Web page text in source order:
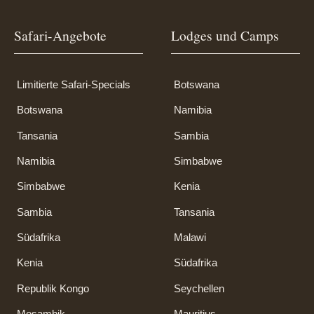
Safari-Angebote
Limitierte Safari-Specials
Botswana
Tansania
Namibia
Simbabwe
Sambia
Südafrika
Kenia
Republik Kongo
Lodges und Camps
Botswana
Namibia
Sambia
Simbabwe
Kenia
Tansania
Malawi
Südafrika
Seychellen